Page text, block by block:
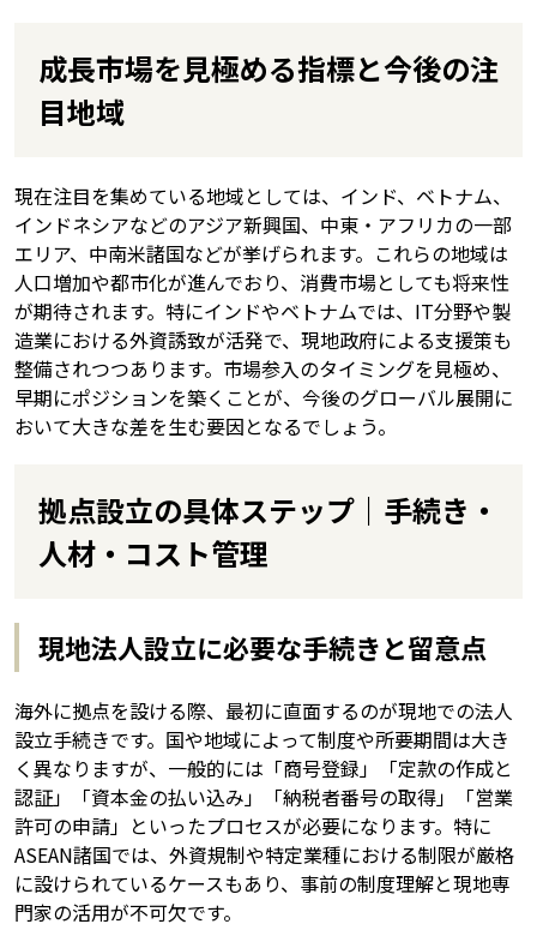
成長市場を見極める指標と今後の注
目地域
現在注目を集めている地域としては、インド、ベトナム、
インドネシアなどのアジア新興国、中東・アフリカの一部
エリア、中南米諸国などが挙げられます。これらの地域は
人口増加や都市化が進んでおり、消費市場としても将来性
が期待されます。特にインドやベトナムでは、IT分野や製
造業における外資誘致が活発で、現地政府による支援策も
整備されつつあります。市場参入のタイミングを見極め、
早期にポジションを築くことが、今後のグローバル展開に
おいて大きな差を生む要因となるでしょう。
拠点設立の具体ステップ｜手続き・
人材・コスト管理
現地法人設立に必要な手続きと留意点
海外に拠点を設ける際、最初に直面するのが現地での法人
設立手続きです。国や地域によって制度や所要期間は大き
く異なりますが、一般的には「商号登録」「定款の作成と
認証」「資本金の払い込み」「納税者番号の取得」「営業
許可の申請」といったプロセスが必要になります。特に
ASEAN諸国では、外資規制や特定業種における制限が厳格
に設けられているケースもあり、事前の制度理解と現地専
門家の活用が不可欠です。